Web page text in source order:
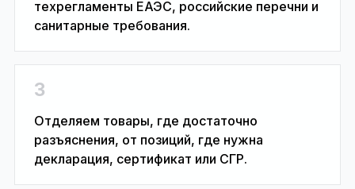
техрегламенты ЕАЭС, российские перечни и
санитарные требования.
3
Отделяем товары, где достаточно
разъяснения, от позиций, где нужна
декларация, сертификат или СГР.